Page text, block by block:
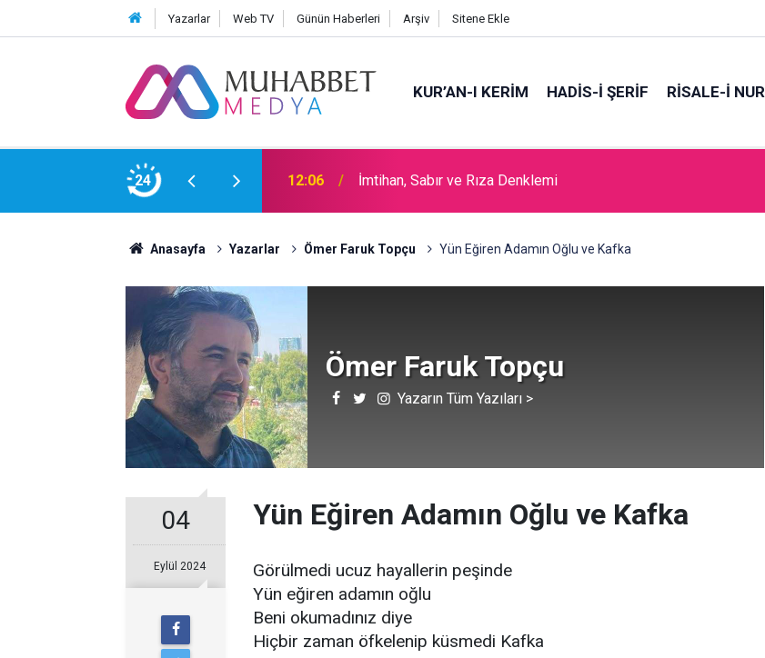
Yazarlar Web TV Günün Haberleri Arşiv Sitene Ekle
KUR’AN-I KERİM HADİS-İ ŞERİF RİSALE-İ NUR
24
12:06
İmtihan, Sabır ve Rıza Denklemi
15:30
Okullarda Cami Açılması Laikliğe Aykırıymış!
Anasayfa Yazarlar Ömer Faruk Topçu Yün Eğiren Adamın Oğlu ve Kafka
Ömer Faruk Topçu
Yazarın Tüm Yazıları >
04
Eylül 2024
Yün Eğiren Adamın Oğlu ve Kafka
Görülmedi ucuz hayallerin peşinde
Yün eğiren adamın oğlu
Beni okumadınız diye
Hiçbir zaman öfkelenip küsmedi Kafka